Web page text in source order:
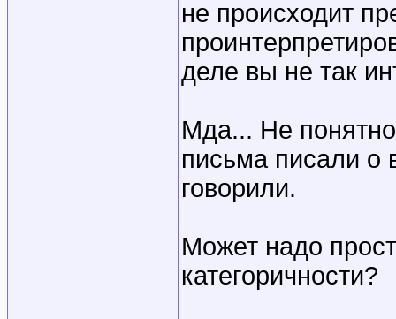
не происходит
деле вы не так
Мда... Не
письма писали о
говорили.
Может надо
категоричности?